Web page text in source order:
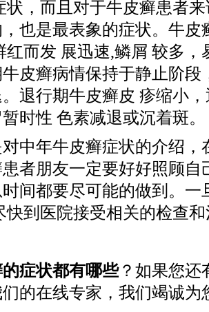
状，而且对于牛皮癣患者
也是最表象的症状。牛皮
红而发 展迅速,鳞屑 较多，
皮癣病情保持于静止阶段
退行期牛皮癣皮 疹缩小
时性 色素减退或沉着斑。
年牛皮癣症状的介绍，
者朋友一定要好好照顾自
间都要尽可能的做到。一
快到医院接受相关的检查
症状都有哪些？如果您还
的在线专家，我们竭诚为